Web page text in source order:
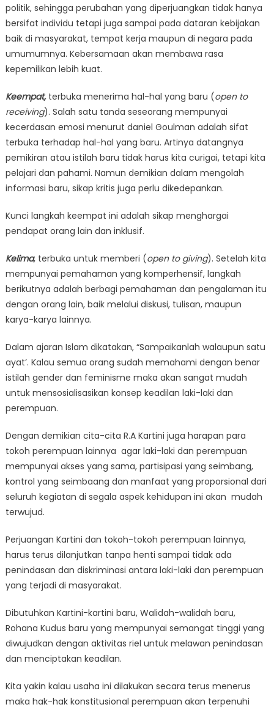
politik, sehingga perubahan yang diperjuangkan tidak hanya
bersifat individu tetapi juga sampai pada dataran kebijakan
baik di masyarakat, tempat kerja maupun di negara pada
umumumnya. Kebersamaan akan membawa rasa
kepemilikan lebih kuat.
Keempat, terbuka menerima hal-hal yang baru (open to
receiving). Salah satu tanda seseorang mempunyai
kecerdasan emosi menurut daniel Goulman adalah sifat
terbuka terhadap hal-hal yang baru. Artinya datangnya
pemikiran atau istilah baru tidak harus kita curigai, tetapi kita
pelajari dan pahami. Namun demikian dalam mengolah
informasi baru, sikap kritis juga perlu dikedepankan.
Kunci langkah keempat ini adalah sikap menghargai
pendapat orang lain dan inklusif.
Kelima, terbuka untuk memberi (open to giving). Setelah kita
mempunyai pemahaman yang komperhensif, langkah
berikutnya adalah berbagi pemahaman dan pengalaman itu
dengan orang lain, baik melalui diskusi, tulisan, maupun
karya-karya lainnya.
Dalam ajaran Islam dikatakan, “Sampaikanlah walaupun satu
ayat’. Kalau semua orang sudah memahami dengan benar
istilah gender dan feminisme maka akan sangat mudah
untuk mensosialisasikan konsep keadilan laki-laki dan
perempuan.
Dengan demikian cita-cita R.A Kartini juga harapan para
tokoh perempuan lainnya agar laki-laki dan perempuan
mempunyai akses yang sama, partisipasi yang seimbang,
kontrol yang seimbaang dan manfaat yang proporsional dari
seluruh kegiatan di segala aspek kehidupan ini akan mudah
terwujud.
Perjuangan Kartini dan tokoh-tokoh perempuan lainnya,
harus terus dilanjutkan tanpa henti sampai tidak ada
penindasan dan diskriminasi antara laki-laki dan perempuan
yang terjadi di masyarakat.
Dibutuhkan Kartini-kartini baru, Walidah-walidah baru,
Rohana Kudus baru yang mempunyai semangat tinggi yang
diwujudkan dengan aktivitas riel untuk melawan penindasan
dan menciptakan keadilan.
Kita yakin kalau usaha ini dilakukan secara terus menerus
maka hak-hak konstitusional perempuan akan terpenuhi